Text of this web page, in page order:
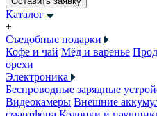
Каталог
+
Съедобные подарки
Кофе и чай Мёд и варенье
орехи
Электроника
Беспроводные зарядные
Видеокамеры Внешние